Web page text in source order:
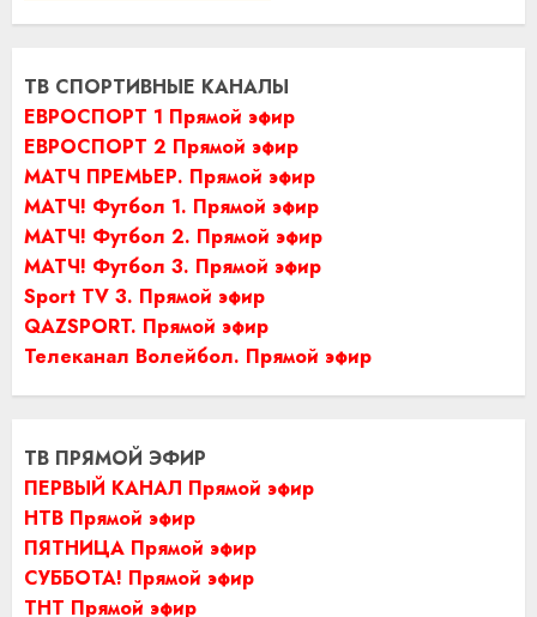
ТВ СПОРТИВНЫЕ КАНАЛЫ
ЕВРОСПОРТ 1 Прямой эфир
ЕВРОСПОРТ 2 Прямой эфир
МАТЧ ПРЕМЬЕР. Прямой эфир
МАТЧ! Футбол 1. Прямой эфир
МАТЧ! Футбол 2. Прямой эфир
МАТЧ! Футбол 3. Прямой эфир
Sport TV 3. Прямой эфир
QAZSPORT. Прямой эфир
Телеканал Волейбол. Прямой эфир
ТВ ПРЯМОЙ ЭФИР
ПЕРВЫЙ КАНАЛ Прямой эфир
НТВ Прямой эфир
ПЯТНИЦА Прямой эфир
СУББОТА! Прямой эфир
ТНТ Прямой эфир